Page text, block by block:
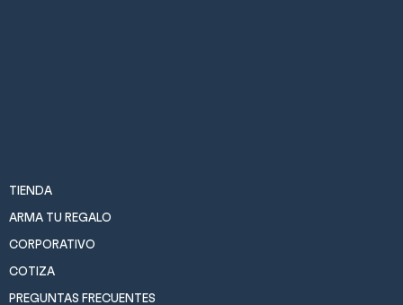
TIENDA
ARMA TU REGALO
CORPORATIVO
COTIZA
PREGUNTAS FRECUENTES